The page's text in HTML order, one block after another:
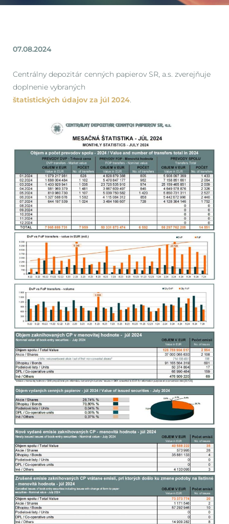
07.08.2024
Centrálny depozitár cenných papierov SR, a.s. zverejňuje
doplnenie vybraných
štatistických údajov za júl 2024